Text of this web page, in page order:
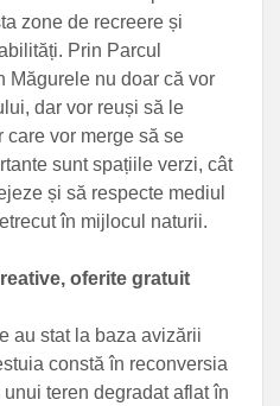
zone de recreere și
Prin Parcul
Măgurele nu doar că vor
dar vor reuși să le
care vor merge să se
sunt spațiile verzi, cât
și să respecte mediul
în mijlocul naturii.
oferite gratuit
au stat la baza avizării
constă în reconversia
teren degradat aflat în